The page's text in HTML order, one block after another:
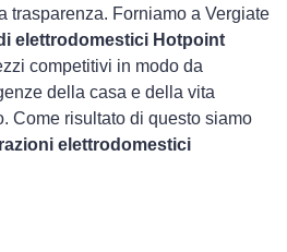
trasparenza. Forniamo a Vergiate
elettrodomestici Hotpoint
competitivi in modo da
della casa e della vita
Come risultato di questo siamo
elettrodomestici